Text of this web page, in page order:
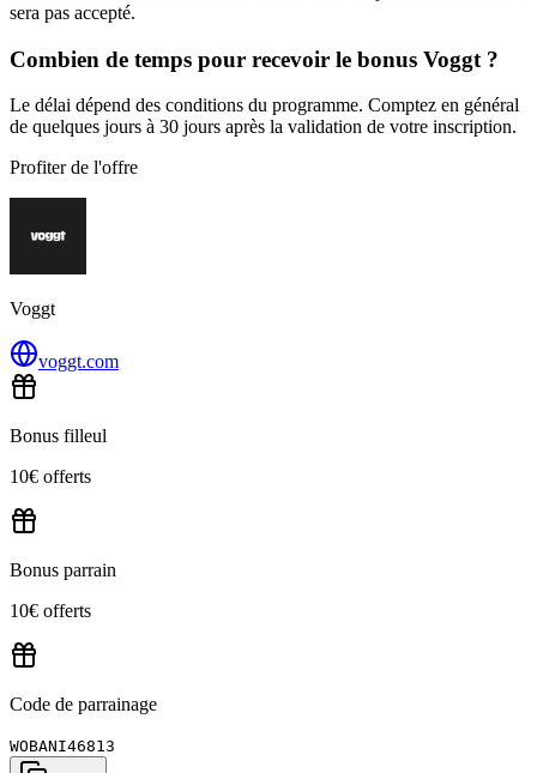
sera pas accepté.
Combien de temps pour recevoir le bonus Voggt ?
Le délai dépend des conditions du programme. Comptez en général
de quelques jours à 30 jours après la validation de votre inscription.
Profiter de l'offre
Voggt
voggt.com
Bonus filleul
10€ offerts
Bonus parrain
10€ offerts
Code de parrainage
WOBANI46813